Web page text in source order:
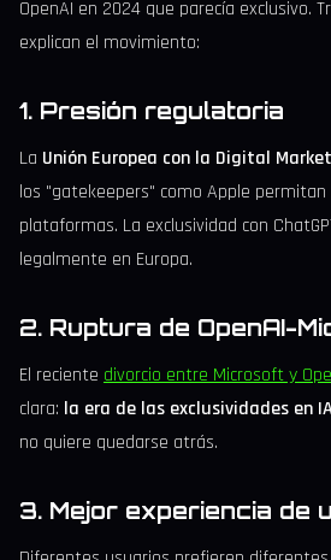
OpenAI en 2024 que parecía exclusivo.
explican el movimiento:
1. Presión regulatoria
La Unión Europea con la Digital
los "gatekeepers" como Apple
plataformas. La exclusividad con
legalmente en Europa.
2. Ruptura de OpenAI-
El reciente divorcio entre Microsoft y
clara: la era de las exclusividades en
no quiere quedarse atrás.
3. Mejor experiencia de